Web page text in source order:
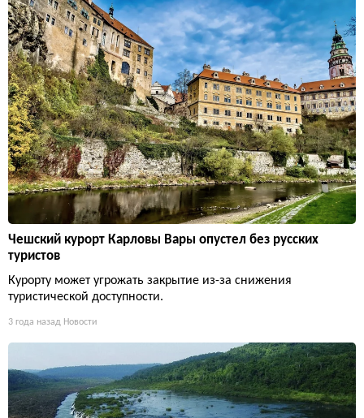
Чешский курорт Карловы Вары опустел без русских
туристов
Курорту может угрожать закрытие из-за снижения
туристической доступности.
3 года назад Новости